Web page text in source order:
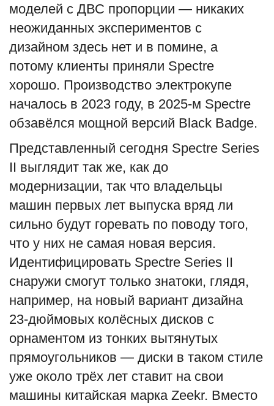
моделей с ДВС пропорции — никаких
неожиданных экспериментов с
дизайном здесь нет и в помине, а
потому клиенты приняли Spectre
хорошо. Производство электрокупе
началось в 2023 году, в 2025-м Spectre
обзавёлся мощной версий Black Badge.
Представленный сегодня Spectre Series
II выглядит так же, как до
модернизации, так что владельцы
машин первых лет выпуска вряд ли
сильно будут горевать по поводу того,
что у них не самая новая версия.
Идентифицировать Spectre Series II
снаружи смогут только знатоки, глядя,
например, на новый вариант дизайна
23-дюймовых колёсных дисков с
орнаментом из тонких вытянутых
прямоугольников — диски в таком стиле
уже около трёх лет ставит на свои
машины китайская марка Zeekr. Вместо